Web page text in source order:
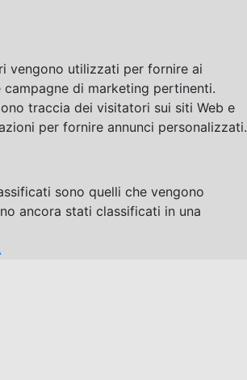
vengono utilizzati per fornire ai
di marketing pertinenti.
traccia dei visitatori sui siti Web e
per fornire annunci personalizzati.
sono quelli che vengono
ancora stati classificati in una